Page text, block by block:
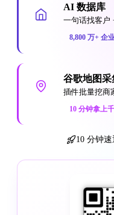
AI 数据库
一句话找客户
8,800 万+ 企
谷歌地图采
插件批量挖商
10 分钟拿上
10 分钟速